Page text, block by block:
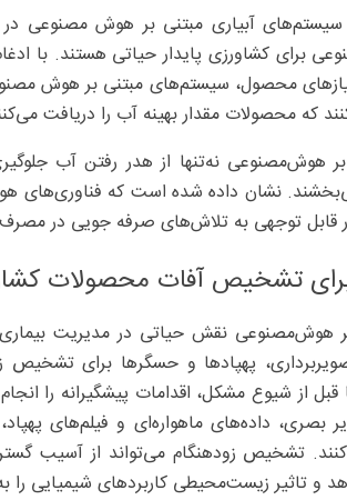
سیستم‌‌های آبیاری مبتنی بر هوش مصنوعی
برای کشاورزی پایدار حیاتی هستند. با
محصول، سیستم‌های مبتنی بر هوش
که محصولات مقدار بهینه آب را دریافت
هوش‌مصنوعی نه‌تنها از هدر رفتن آب
نشان داده شده است که
تشخیص آفات محصولات
بر هوش‌مصنوعی نقش حیاتی در مدیریت
پهپادها و حسگرها برای تشخیص
از شیوع مشکل، اقدامات پیشگیرانه را
بصری، داده‌‌های ماهواره‌‌ای و فیلم‌های
کنند. تشخیص زودهنگام می‌‌تواند از آسیب
و تاثیر زیست‌‌محیطی کاربردهای شیمیایی را